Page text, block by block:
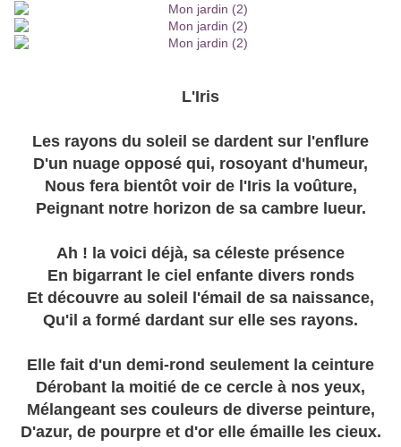
L'Iris
Les rayons du soleil se dardent sur l'enflure
D'un nuage opposé qui, rosoyant d'humeur,
Nous fera bientôt voir de l'Iris la voûture,
Peignant notre horizon de sa cambre lueur.
Ah ! la voici déjà, sa céleste présence
En bigarrant le ciel enfante divers ronds
Et découvre au soleil l'émail de sa naissance,
Qu'il a formé dardant sur elle ses rayons.
Elle fait d'un demi-rond seulement la ceinture
Dérobant la moitié de ce cercle à nos yeux,
Mélangeant ses couleurs de diverse peinture,
D'azur, de pourpre et d'or elle émaille les cieux.